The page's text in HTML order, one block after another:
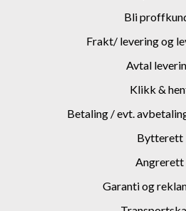
Bli
Frakt/ levering og
Avtal
Klikk &
Betaling / evt.
Bytterett
Angrerett
Garanti og